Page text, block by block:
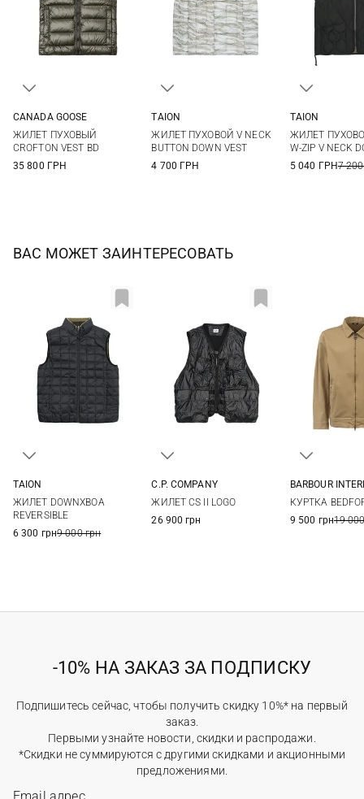
CANADA GOOSE
ЖИЛЕТ ПУХОВЫЙ
CROFTON VEST BD
35 800 ГРН
XL
TAION
ЖИЛЕТ ПУХОВОЙ V NECK
BUTTON DOWN VEST
4 700 ГРН
TAION
ЖИЛЕТ
W-ZIP V NECK
5 040 ГРН7
ВАС МОЖЕТ ЗАИНТЕРЕСОВАТЬ
XXL
TAION
ЖИЛЕТ DOWNXBOA
REVERSIBLE
6 300 грн9 000 грн
C.P. COMPANY
ЖИЛЕТ CS II LOGO
26 900 грн
BARBOUR
КУРТКА
9 500 грн19
-10% НА ЗАКАЗ ЗА ПОДПИСКУ
Подпишитесь сейчас, чтобы получить скидку 10%* на первый
заказ.
Первыми узнайте новости, скидки и распродажи.
*Скидки не суммируются с другими скидками и акционными
предложениями.